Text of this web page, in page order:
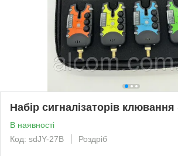
Набір сигналізаторів
В наявності
Код: sdJY-27B
Роздріб